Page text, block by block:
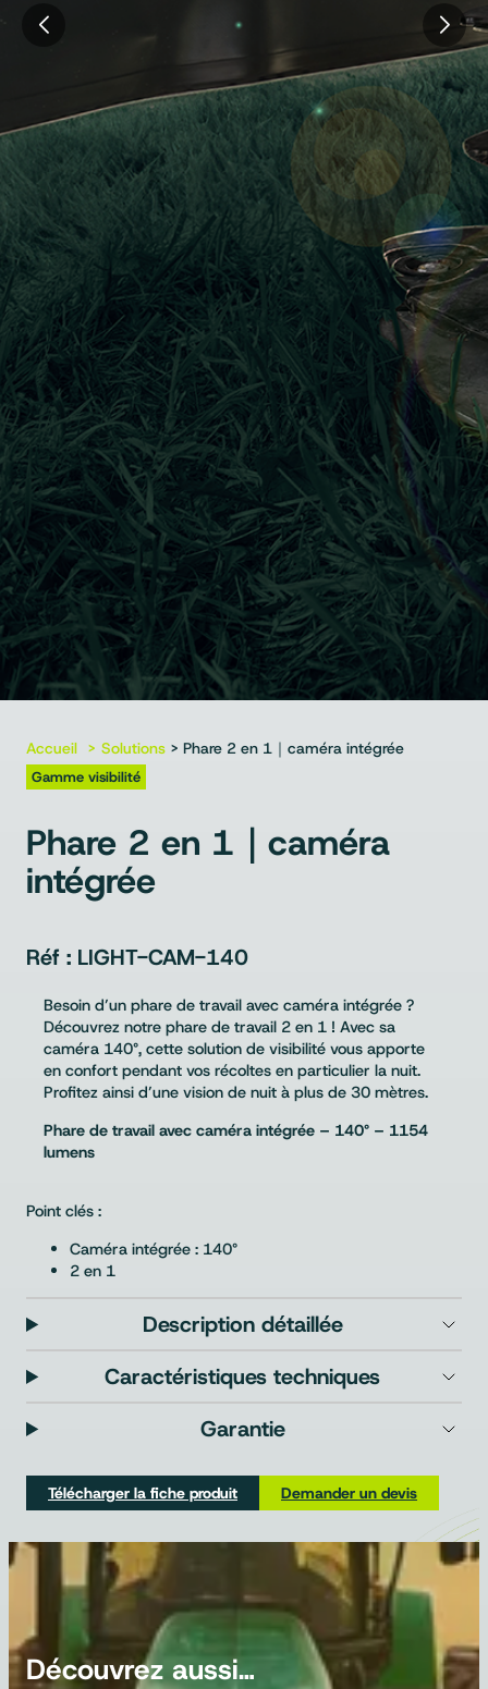
Accueil Solutions > Phare 2 en 1｜caméra intégrée
Gamme visibilité
Phare 2 en 1｜caméra
intégrée
LIGHT-CAM-140
Besoin d’un phare de travail avec caméra intégrée ?
Découvrez notre phare de travail 2 en 1 ! Avec sa
caméra 140°, cette solution de visibilité vous apporte
en confort pendant vos récoltes en particulier la nuit.
Profitez ainsi d’une vision de nuit à plus de 30 mètres.
Phare de travail avec caméra intégrée – 140° – 1154
lumens
Point clés :
Caméra intégrée : 140°
2 en 1
Description détaillée
Caractéristiques techniques
Garantie
Télécharger la fiche produit Demander un devis
Découvrez aussi…